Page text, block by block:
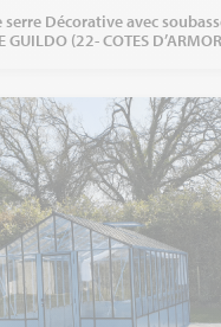
serre Décorative avec
GUILDO (22- COTES